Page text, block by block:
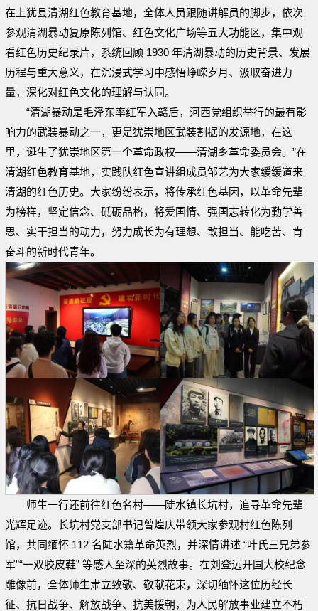
在上犹县清湖红色教育基地，全体人员跟随讲解员的脚步，依次
参观清湖暴动复原陈列馆、红色文化广场等五大功能区，集中观
看红色历史纪录片，系统回顾 1930 年清湖暴动的历史背景、发展
历程与重大意义，在沉浸式学习中感悟峥嵘岁月、汲取奋进力
量，深化对红色文化的理解与认同。
“清湖暴动是毛泽东率红军入赣后，河西党组织举行的最有影
响力的武装暴动之一，更是犹崇地区武装割据的发源地，在这
里，诞生了犹崇地区第一个革命政权——清湖乡革命委员会。”在
清湖红色教育基地，实践队红色宣讲组成员邹艺为大家缓缓道来
清湖的红色历史。大家纷纷表示，将传承红色基因，以革命先辈
为榜样，坚定信念、砥砺品格，将爱国情、强国志转化为勤学善
思、实干担当的动力，努力成长为有理想、敢担当、能吃苦、肯
奋斗的新时代青年。
师生一行还前往红色名村——陡水镇长坑村，追寻革命先辈
光辉足迹。长坑村党支部书记曾煌庆带领大家参观村红色陈列
馆，共同缅怀 112 名陡水籍革命英烈，并深情讲述 “叶氏三兄弟参
军”“一双胶皮鞋” 等感人至深的英烈故事。在刘登远开国大校纪念
雕像前，全体师生肃立致敬、敬献花束，深切缅怀这位历经长
征、抗日战争、解放战争、抗美援朝，为人民解放事业建立不朽